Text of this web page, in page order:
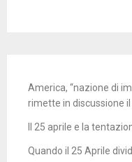
America, “nazione di
rimette in discussione
Il 25 aprile e la
Quando il 25 Aprile